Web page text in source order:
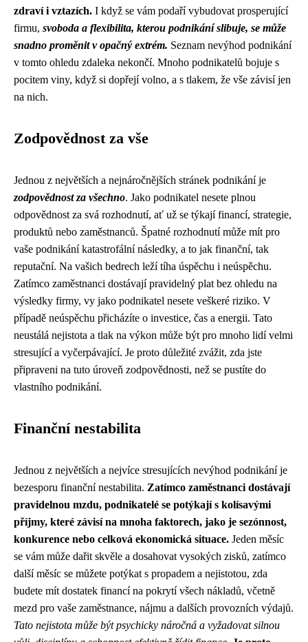
zdraví i vztazích. I když se vám podaří vybudovat prosperující
firmu, svoboda a flexibilita, kterou podnikání slibuje, se může
snadno proměnit v opačný extrém. Seznam nevýhod podnikání
v tomto ohledu zdaleka nekončí. Mnoho podnikatelů bojuje s
pocitem viny, když si dopřejí volno, a s tlakem, že vše závisí jen
na nich.
Zodpovědnost za vše
Jednou z největších a nejnáročnějších stránek podnikání je
zodpovědnost za všechno. Jako podnikatel nesete plnou
odpovědnost za svá rozhodnutí, ať už se týkají financí, strategie,
produktů nebo zaměstnanců. Špatné rozhodnutí může mít pro
vaše podnikání katastrofální následky, a to jak finanční, tak
reputační. Na vašich bedrech leží tíha úspěchu i neúspěchu.
Zatímco zaměstnanci dostávají pravidelný plat bez ohledu na
výsledky firmy, vy jako podnikatel nesete veškeré riziko. V
případě neúspěchu přicházíte o investice, čas a energii. Tato
neustálá nejistota a tlak na výkon může být pro mnoho lidí velmi
stresující a vyčerpávající. Je proto důležité zvážit, zda jste
připraveni na tuto úroveň zodpovědnosti, než se pustíte do
vlastního podnikání.
Finanční nestabilita
Jednou z největších a nejvíce stresujících nevýhod podnikání je
bezesporu finanční nestabilita. Zatímco zaměstnanci dostávají
pravidelnou mzdu, podnikatelé se potýkají s kolísavými
příjmy, které závisí na mnoha faktorech, jako je sezónnost,
konkurence nebo celková ekonomická situace. Jeden měsíc
se vám může dařit skvěle a dosahovat vysokých zisků, zatímco
další měsíc se můžete potýkat s propadem a nejistotou, zda
budete mít dostatek financí na pokrytí všech nákladů, včetně
mezd pro vaše zaměstnance, nájmu a dalších provozních výdajů.
Tato nejistota může být psychicky náročná a vyžadovat silnou